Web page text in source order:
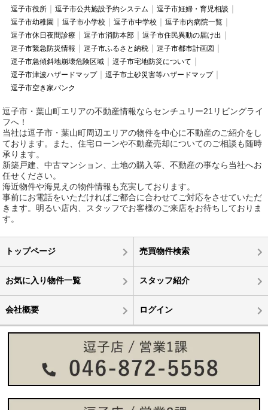
逗子市役所 逗子市公共施設予約システム
逗子市妊婦・育児相談
逗子市幼稚園
逗子市小学校 逗子市中学校
逗子市内病院一覧
逗子市休日夜間診療
逗子市消防本部
逗子市住民異動の届け出
逗子市緊急防災情報
逗子市ふるさと納税
逗子市都市計画図
逗子市急傾斜地崩壊危険区域
逗子市宅地防災について
逗子市津波ハザードマップ
逗子市土砂災害等ハザードマップ
逗子市空き家バンク
逗子市・葉山町エリアの不動産情報ならセンチュリー21リビングライ
フへ！
当社は逗子市・葉山町周辺エリアの物件を中心に不動産のご紹介をし
ております。また、住宅ローンや不動産売却についてのご相談も随時
承ります。
新築戸建、中古マンション、土地の購入等、不動産の事なら当社へお
任せください。
海近物件や海見えの物件情報も充実しております。
事前にお電話をいただければご都合に合わせてご対応をさせていただ
きます。明るい店内、スタッフでお客様のご来店をお待ちしておりま
す。
トップページ 売買物件検索
お気に入り物件一覧 スタッフ紹介
会社概要 ログイン